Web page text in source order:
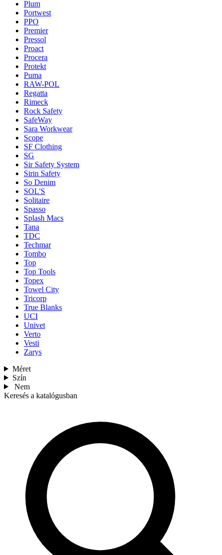
Plum
Portwest
PPO
Premier
Pressol
Proact
Procera
Protekt
Puma
RAW-POL
Regatta
Rimeck
Rock Safety
SafeWay
Sara Workwear
Scope
SF Clothing
SG
Sir Safety System
Sirin Safety
So Denim
SOL'S
Solitaire
Spasso
Splash Macs
Tana
TDC
Techmar
Tombo
Top
Top Tools
Topex
Towel City
Tricorp
True Blanks
UCI
Univet
Verto
Vesti
Zarys
Méret
Szín
Nem
Keresés a katalógusban